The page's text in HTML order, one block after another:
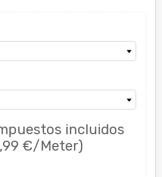
incluidos
€/Meter)